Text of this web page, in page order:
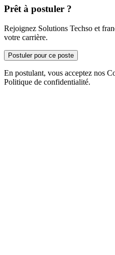
Prêt à postuler ?
Rejoignez Solutions Techso et
votre carrière.
Postuler pour ce poste
En postulant, vous acceptez nos
Politique de confidentialité.